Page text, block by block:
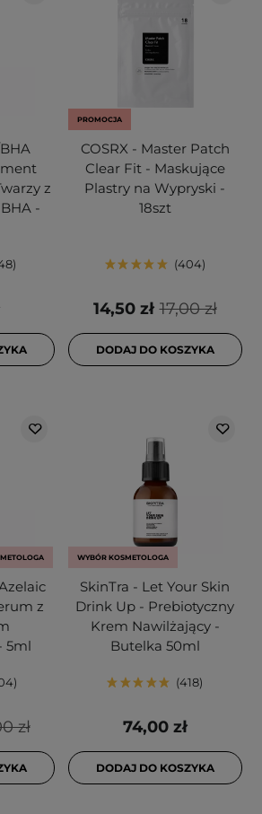
z
-
PROMOCJA
COSRX - Master Patch
Clear Fit - Maskujące
Plastry na Wypryski -
18szt
404
17,00 zł
14,50 zł
DODAJ DO KOSZYKA
z
5ml
zł
WYBÓR KOSMETOLOGA
SkinTra - Let Your Skin
Drink Up - Prebiotyczny
Krem Nawilżający -
Butelka 50ml
418
74,00 zł
DODAJ DO KOSZYKA